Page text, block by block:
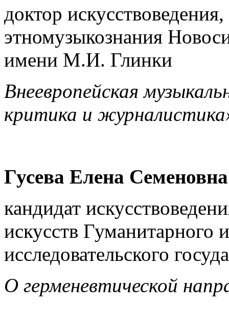
доктор
этномузыкознания
имени М.И. Глинки
Внеевропейская
критика и
Гусева Елена Семеновна
кандидат
искусств Гуманитарного
исследовательского
О герменевтической